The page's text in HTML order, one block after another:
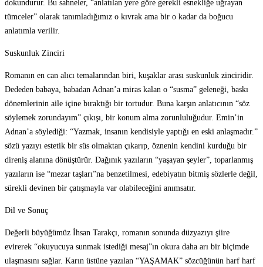
dokundurur. Bu sahneler, “anlatılan yere göre gerekli esnekliğe uğrayan
tümceler” olarak tanımladığımız o kıvrak ama bir o kadar da boğucu
anlatımla verilir.
Suskunluk Zinciri
Romanın en can alıcı temalarından biri, kuşaklar arası suskunluk zinciridir.
Dededen babaya, babadan Adnan’a miras kalan o “susma” geleneği, baskı
dönemlerinin aile içine bıraktığı bir tortudur. Buna karşın anlatıcının “söz
söylemek zorundayım” çıkışı, bir konum alma zorunluluğudur. Emin’in
Adnan’a söylediği: “Yazmak, insanın kendisiyle yaptığı en eski anlaşmadır.”
sözü yazıyı estetik bir süs olmaktan çıkarıp, öznenin kendini kurduğu bir
direniş alanına dönüştürür. Dağınık yazıların “yaşayan şeyler”, toparlanmış
yazıların ise “mezar taşları”na benzetilmesi, edebiyatın bitmiş sözlerle değil,
sürekli devinen bir çatışmayla var olabileceğini anımsatır.
Dil ve Sonuç
Değerli büyüğümüz İhsan Tarakçı, romanın sonunda düzyazıyı şiire
evirerek “okuyucuya sunmak istediği mesaj”ın okura daha arı bir biçimde
ulaşmasını sağlar. Karın üstüne yazılan “YAŞAMAK” sözcüğünün harf harf